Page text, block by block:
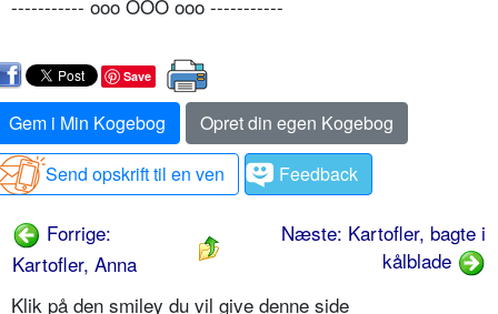
----------- ooo OÔO ooo -----------
Save
Gem i Min Kogebog
Opret din egen Kogebog
Send opskrift til en ven
Feedback
Forrige:
Kartofler, Anna
Næste: Kartofler, bagte i
kålblade
Klik på den smiley du vil give denne side